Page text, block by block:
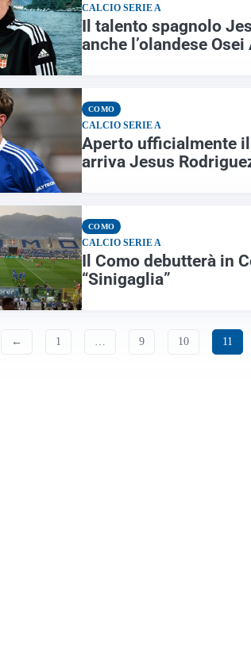
CALCIO SERIE A
Il talento spagnolo
anche l’olandese Osei
COMO
CALCIO SERIE A
Aperto ufficialmente
arriva Jesus
COMO
CALCIO SERIE A
Il Como debutterà in
“Sinigaglia”
← 1 … 9 10 11